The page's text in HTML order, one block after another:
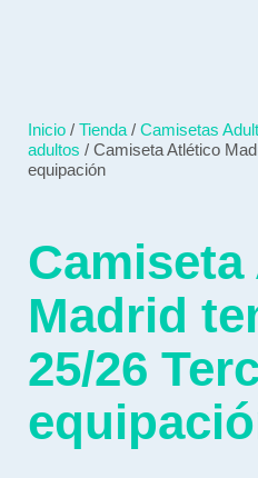
Inicio / Tienda / Camisetas
adultos / Camiseta Atlético
equipación
Madrid
25/26